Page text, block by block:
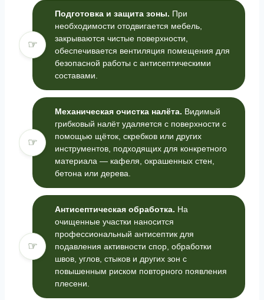
☞
Подготовка и защита зоны. При
необходимости отодвигается мебель,
закрываются чистые поверхности,
обеспечивается вентиляция помещения для
безопасной работы с антисептическими
составами.
☞
Механическая очистка налёта. Видимый
грибковый налёт удаляется с поверхности с
помощью щёток, скребков или других
инструментов, подходящих для конкретного
материала — кафеля, окрашенных стен,
бетона или дерева.
☞
Антисептическая обработка. На
очищенные участки наносится
профессиональный антисептик для
подавления активности спор, обработки
швов, углов, стыков и других зон с
повышенным риском повторного появления
плесени.